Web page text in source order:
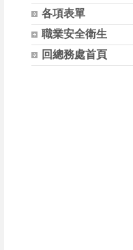
各項表單
職業安全衛生
回總務處首頁